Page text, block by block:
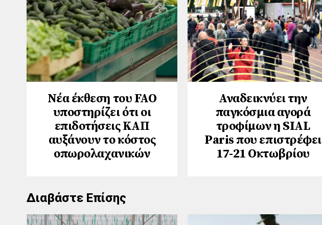
Νέα έκθεση του FAO
υποστηρίζει ότι οι
επιδοτήσεις ΚΑΠ
αυξάνουν το κόστος
οπωρολαχανικών
Αναδεικνύει την
παγκόσμια αγορά
τροφίμων η SIAL
Paris που επιστρέφει
17-21 Οκτωβρίου
Διαβάστε Επίσης